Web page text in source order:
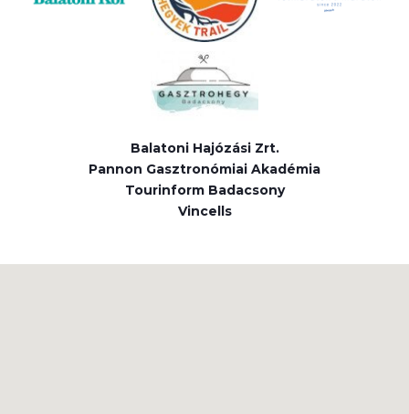
Balatoni Hajózási Zrt.
Pannon Gasztronómiai Akadémia
Tourinform Badacsony
Vincells